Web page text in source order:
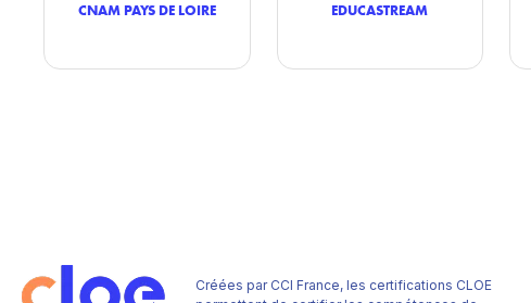
CNAM PAYS DE LOIRE EDUCASTREAM
Créées par CCI France, les certifications CLOE